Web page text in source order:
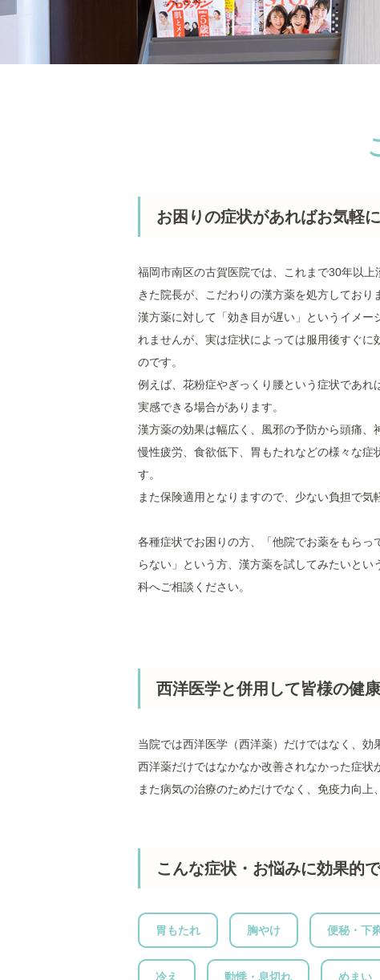
お困りの症状があればお気軽
福岡市南区の古賀医院では、これまで30年以上
きた院長が、こだわりの漢方薬を処方しており
漢方薬に対して「効き目が遅い」というイメー
れませんが、実は症状によっては服用後すぐに
のです。
例えば、花粉症やぎっくり腰という症状であれ
実感できる場合があります。
漢方薬の効果は幅広く、風邪の予防から頭痛、
慢性疲労、食欲低下、胃もたれなどの様々な症
す。
また保険適用となりますので、少ない負担で気
各種症状でお困りの方、「他院でお薬をもらっ
らない」という方、漢方薬を試してみたいとい
科へご相談ください。
西洋医学と併用して皆様の健
当院では西洋医学（西洋薬）だけではなく、効
西洋薬だけではなかなか改善されなかった症状
また病気の治療のためだけでなく、免疫力向
こんな症状・お悩みに効果的
胃もたれ 胸やけ 便秘・下
冷え 動悸・息切れ めまい